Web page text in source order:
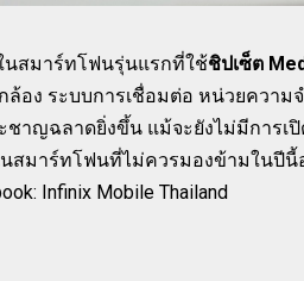
นสมาร์ทโฟนรุ่นแรกที่ใช้ชิปเซ็ต
อง ระบบการเชื่อมต่อ หน่วยความ
ญฉลาดยิ่งขึ้น แม้จะยังไม่มีการเปิ
นสมาร์ทโฟนที่ไม่ควรมองข้ามในปี
Infinix Mobile Thailand